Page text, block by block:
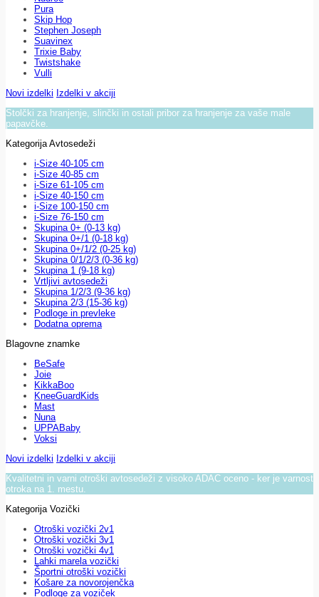
Pura
Skip Hop
Stephen Joseph
Suavinex
Trixie Baby
Twistshake
Vulli
Novi izdelki Izdelki v akciji
Stolčki za hranjenje, slinčki in ostali pribor za hranjenje za vaše male
papavčke.
Kategorija Avtosedeži
i-Size 40-105 cm
i-Size 40-85 cm
i-Size 61-105 cm
i-Size 40-150 cm
i-Size 100-150 cm
i-Size 76-150 cm
Skupina 0+ (0-13 kg)
Skupina 0+/1 (0-18 kg)
Skupina 0+/1/2 (0-25 kg)
Skupina 0/1/2/3 (0-36 kg)
Skupina 1 (9-18 kg)
Vrtljivi avtosedeži
Skupina 1/2/3 (9-36 kg)
Skupina 2/3 (15-36 kg)
Podloge in prevleke
Dodatna oprema
Blagovne znamke
BeSafe
Joie
KikkaBoo
KneeGuardKids
Mast
Nuna
UPPABaby
Voksi
Novi izdelki Izdelki v akciji
Kvalitetni in varni otroški avtosedeži z visoko ADAC oceno - ker je varnost
otroka na 1. mestu.
Kategorija Vozički
Otroški vozički 2v1
Otroški vozički 3v1
Otroški vozički 4v1
Lahki marela vozički
Športni otroški vozički
Košare za novorojenčka
Podloge za voziček